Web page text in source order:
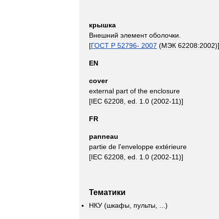
крышка
Внешний элемент оболочки
[ГОСТ Р 52796- 2007 (МЭК 62208:2002)]
EN
cover
external part of the enclosure
[IEC 62208 ed 1 0 (2002-11)]
FR
panneau
partie de l'enveloppe extérieure
[IEC 62208 ed 1 0 (2002-11)]
Тематики
НКУ (шкафы пульты , ...)